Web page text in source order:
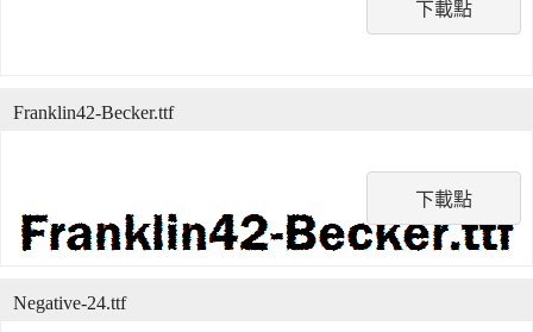
下載點
下載點
Franklin42-Becker.ttf
Negative-24.ttf